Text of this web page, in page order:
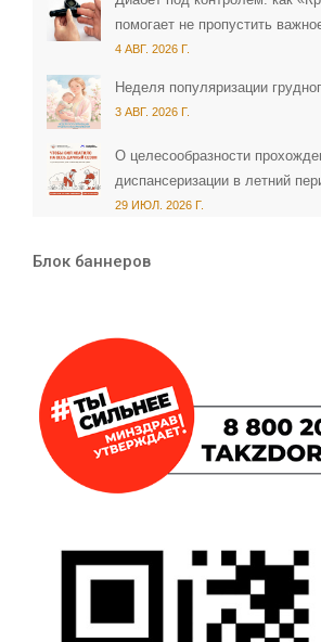
помогает не пропустить
4 АВГ. 2026 Г.
Неделя популяризации
3 АВГ. 2026 Г.
О целесообразности
диспансеризации в летний
29 ИЮЛ. 2026 Г.
Блок баннеров